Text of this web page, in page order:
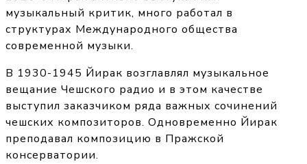
музыкальный критик, много работал в
структурах Международного общества
современной музыки.
В 1930-1945 Йирак возглавлял музыкальное
вещание Чешского радио и в этом качестве
выступил заказчиком ряда важных сочинений
чешских композиторов. Одновременно Йирак
преподавал композицию в Пражской
консерватории.